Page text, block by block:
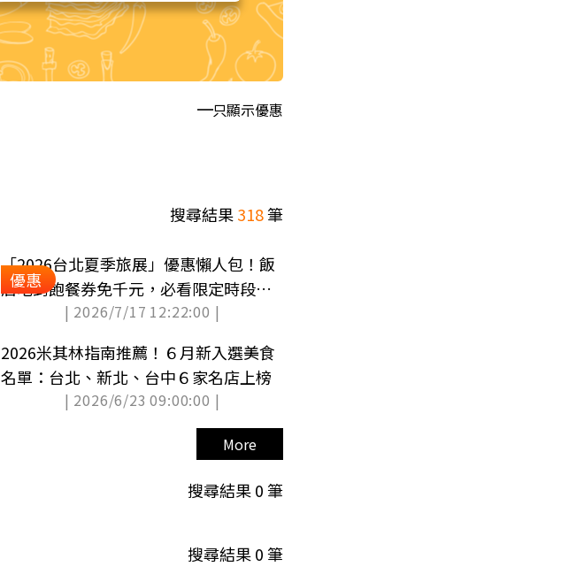
只顯示優惠
搜尋結果318筆
優惠
「2026台北夏季旅展」優惠懶人包！飯
店吃到飽餐券免千元，必看限定時段優
| 2026/7/17 12:22:00 |
2026米其林指南推薦！６月新入選美食
名單：台北、新北、台中６家名店上榜
| 2026/6/23 09:00:00 |
More
搜尋結果0筆
搜尋結果0筆